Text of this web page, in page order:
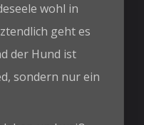
wohl in
geht es
der Hund ist
sondern nur ein